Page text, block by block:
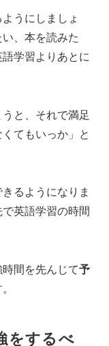
うにしましょ
、本を読みた
学習よりあとに
と、それで満足
てもいっか」と
るようになりま
英語学習の時間
間を先んじて予
をするべ